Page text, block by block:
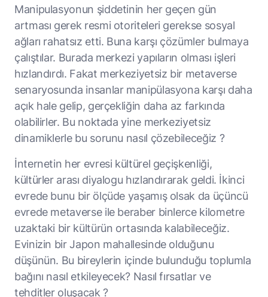
Manipulasyonun şiddetinin her geçen gün
artması gerek resmi otoriteleri gerekse sosyal
ağları rahatsız etti. Buna karşı çözümler bulmaya
çalıştılar. Burada merkezi yapıların olması işleri
hızlandırdı. Fakat merkeziyetsiz bir metaverse
senaryosunda insanlar manipülasyona karşı daha
açık hale gelip, gerçekliğin daha az farkında
olabilirler. Bu noktada yine merkeziyetsiz
dinamiklerle bu sorunu nasıl çözebileceğiz ?
İnternetin her evresi kültürel geçişkenliği,
kültürler arası diyalogu hızlandırarak geldi. İkinci
evrede bunu bir ölçüde yaşamış olsak da üçüncü
evrede metaverse ile beraber binlerce kilometre
uzaktaki bir kültürün ortasında kalabileceğiz.
Evinizin bir Japon mahallesinde olduğunu
düşünün. Bu bireylerin içinde bulunduğu toplumla
bağını nasıl etkileyecek? Nasıl fırsatlar ve
tehditler oluşacak ?